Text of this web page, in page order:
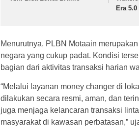
Era 5.0
Menurutnya, PLBN Motaain
negara yang cukup padat. Kondisi
bagian dari aktivitas transaksi harian
“Melalui layanan money changer di
dilakukan secara resmi, aman, dan
juga menjaga kelancaran transaksi
masyarakat di kawasan perbatasan,”